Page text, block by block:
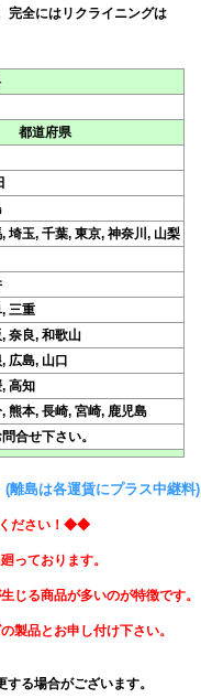
完全にはリクライニングは
都道府県
埼玉, 千葉, 東京, 神奈川, 山梨
三重
奈良, 和歌山
広島, 山口
高知
熊本, 長崎, 宮崎, 鹿児島
合せ下さい。
離島は各運賃にプラス中継料)
ださい！◆◆
っております。
じる商品が多いのが特徴です。
製品とお申し付け下さい。
る場合がございます。